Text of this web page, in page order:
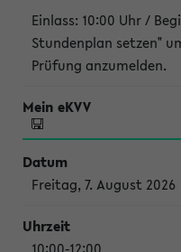
Einlass: 10:00 Uhr /
Stundenplan setzen"
Prüfung anzumelden.
Freitag, 7. August 2026